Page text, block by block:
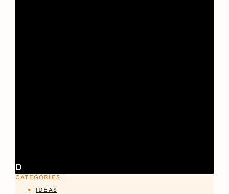
D
CATEGORIES
IDEAS